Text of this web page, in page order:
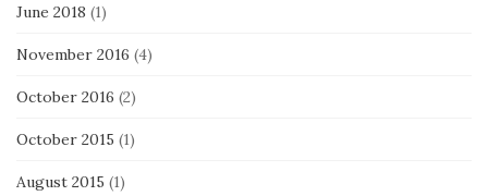
June 2018 (1)
November 2016 (4)
October 2016 (2)
October 2015 (1)
August 2015 (1)